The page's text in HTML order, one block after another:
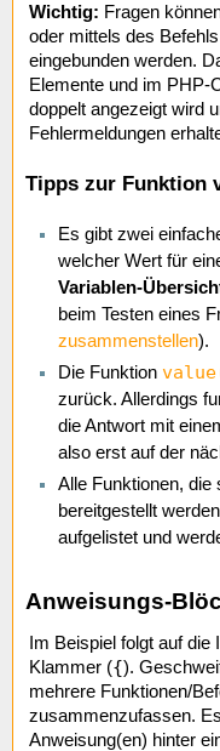
Wichtig: Fragen
oder mittels des Befehls
eingebunden werden.
Elemente und im PHP-
doppelt angezeigt wird
Fehlermeldungen
Tipps zur Funktion
Es gibt zwei
welcher Wert für
Variablen-
beim Testen eines
zusammenstellen).
Die Funktion
zurück. Allerdings
die Antwort mit
also erst auf der
Alle Funktionen,
bereitgestellt
aufgelistet und
Anweisungs-
Im Beispiel folgt auf die
Klammer ({).
mehrere Funktionen/
zusammenzufassen.
Anweisung(en) hinter